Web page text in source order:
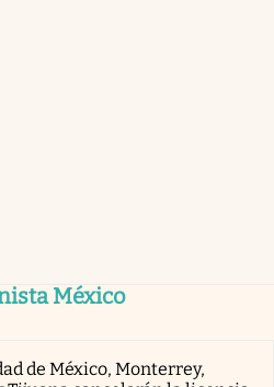
México
de México, Monterrey,